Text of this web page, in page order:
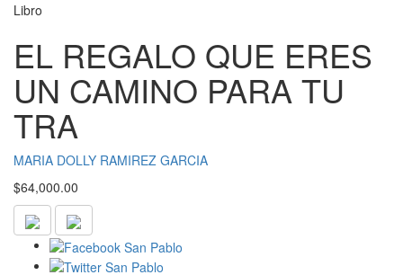
Libro
EL REGALO QUE ERES
UN CAMINO PARA TU
TRA
MARIA DOLLY RAMIREZ GARCIA
$64,000.00